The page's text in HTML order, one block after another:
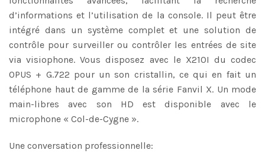
d’informations et l’utilisation de la console. Il peut être
intégré dans un système complet et une solution de
contrôle pour surveiller ou contrôler les entrées de site
via visiophone. Vous disposez avec le X210I du codec
OPUS + G.722 pour un son cristallin, ce qui en fait un
téléphone haut de gamme de la série Fanvil X. Un mode
main-libres avec son HD est disponible avec le
microphone « Col-de-Cygne ».
Une conversation professionnelle: